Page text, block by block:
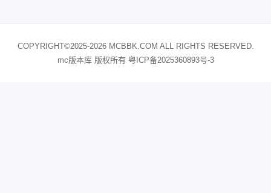
COPYRIGHT©2025-2026 MCBBK.COM ALL RIGHTS RESERVED.
mc版本库 版权所有 粤ICP备2025360893号-3